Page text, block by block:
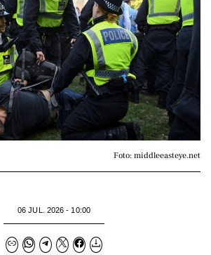
Foto: middleeasteye.net
06 JUL. 2026 - 10:00